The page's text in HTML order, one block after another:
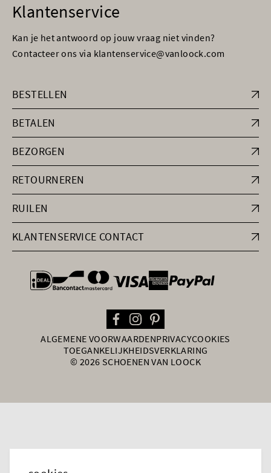
Klantenservice
Kan je het antwoord op jouw vraag niet vinden?
Contacteer ons via klantenservice@vanloock.com
BESTELLEN
BETALEN
BEZORGEN
RETOURNEREN
RUILEN
KLANTENSERVICE CONTACT
general.paymentOptions
ALGEMENE VOORWAARDENPRIVACYCOOKIES
TOEGANKELIJKHEIDSVERKLARING
© 2026 SCHOENEN VAN LOOCK